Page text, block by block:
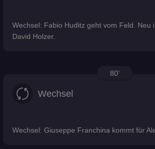
Wechsel: Fabio Huditz geht vom Feld. Neu
David Holzer.
80'
Wechsel
Wechsel: Giuseppe Franchina kommt für